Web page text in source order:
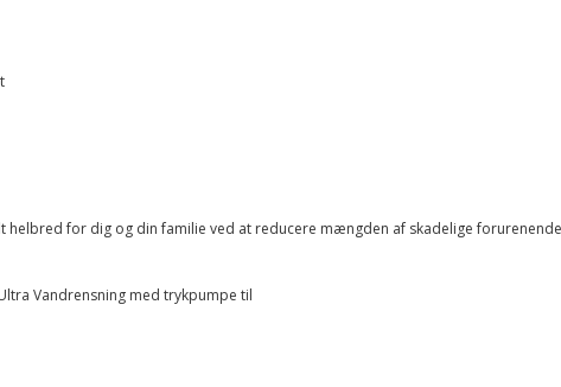
helbred for dig og din familie ved at reducere mængden af ​​skadelige
Vandrensning med trykpumpe til